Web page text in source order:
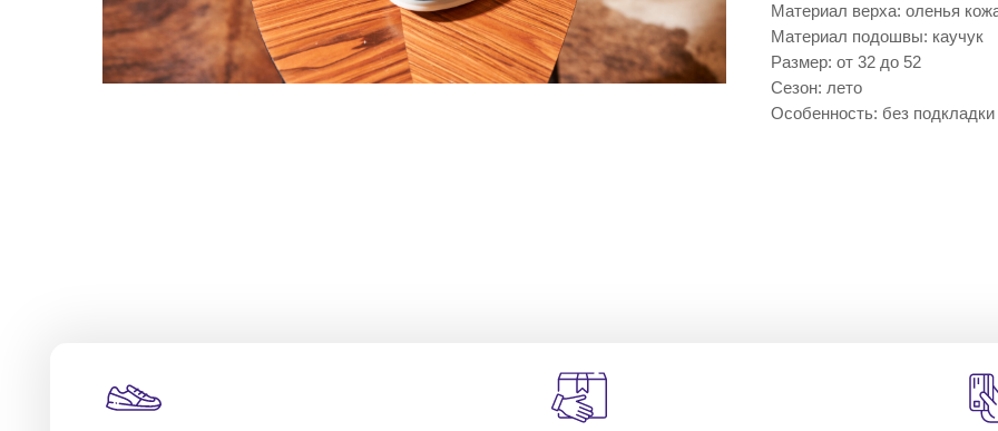
Материал верха: оленья
Материал подошвы: каучук
Размер: от 32 до 52
Сезон: лето
Особенность: без подкладки